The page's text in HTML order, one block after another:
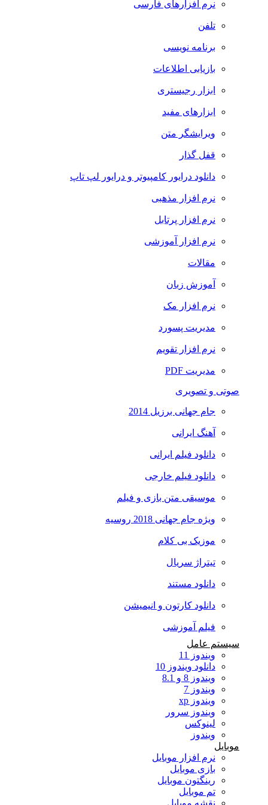
نرم افزارهای فارسی
تلفن
برنامه نویسی
بازیابی اطلاعات
ابزار رجیستری
ابزارهای مفید
ویرایشگر متن
قفل گذار
دانلود درایور کامپیوتر و درایور لپ تاپ
نرم افزار مذهبی
نرم افزار پرتابل
نرم افزار آموزشی
مقالات
آموزش زبان
نرم افزار مک
مدیریت پسورد
نرم افزار تقویم
مدیریت PDF
صوتی و تصویری
جام جهانی برزیل 2014
آهنگ ایرانی
دانلود فیلم ایرانی
دانلود فیلم خارجی
موسیقی متن بازی و فیلم
ویژه جام جهانی 2018 روسیه
موزیک بی کلام
تیتراژ سریال
دانلود مستند
دانلود کارتون و انیمیشن
فیلم آموزشی
سیستم عامل
ویندوز 11
دانلود ویندوز 10
ویندوز 8 و 8.1
ویندوز 7
ویندوز xp
ویندوز سرور
لینوکس
ویندوز
نرم افزار موبایل
بازی موبایل
رینگتون موبایل
تم موبایل
نقشه موبایل